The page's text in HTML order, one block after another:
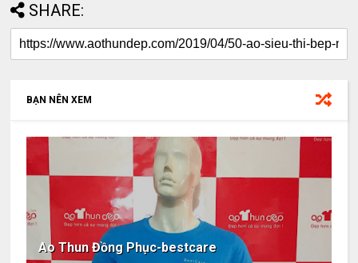
SHARE:
BẠN NÊN XEM
Ao Thun Đồng Phục-bestcare